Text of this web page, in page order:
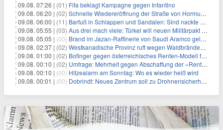
09.08. 07:26 | (01) Fifa beklagt Kampagne gegen Infantino
09.08. 06:20 | (02) Schnelle Wiedereröffnung der Straße von Hormus ungewiss
09.08. 06:00 | (11) Barfuß in Schlappen und Sandalen: Sind nackte Füße eklig?
09.08. 05:55 | (03) Aus drei mach viele: Türkei will neuen Militärpakt erweitern
09.08. 05:05 | (00) Brand im Jazan-Raffinerie von Saudi Aramco gelöscht: Auswirkungen auf die Energiemärkte
09.08. 02:37 | (02) Westkanadische Provinz ruft wegen Waldbränden Notstand aus
09.08. 01:00 | (02) Bofinger gegen österreichisches Renten-Modell für Schwerarbeiter
09.08. 00:10 | (02) Umfrage: Mehrheit gegen Abschaffung der «Rente mit 63»
09.08. 00:10 | (00) Hitzealarm am Sonntag: Wo es wieder heiß wird
09.08. 00:01 | (00) Dobrindt: Neues Zentrum soll zu Drohnensicherheit forschen